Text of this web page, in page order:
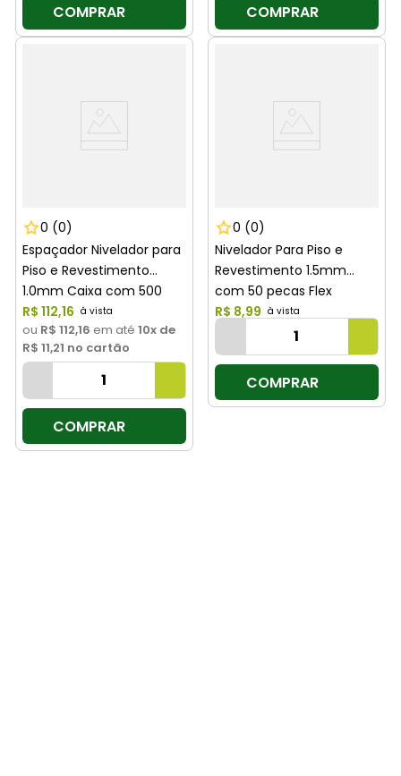
COMPRAR COMPRAR
0 (0)
Espaçador Nivelador para
Piso e Revestimento
1.0mm Caixa com 500
Pecas Cortag
R$ 112,16
ou R$ 112,16 em até 10x de
R$ 11,21 no cartão
COMPRAR
0 (0)
Nivelador Para Piso e
Revestimento 1.5mm
com 50 pecas Flex
Moldimplas
R$ 8,99
COMPRAR